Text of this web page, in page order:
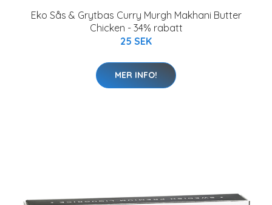
Eko Sås & Grytbas Curry Murgh Makhani Butter
Chicken - 34% rabatt
25 SEK
MER INFO!